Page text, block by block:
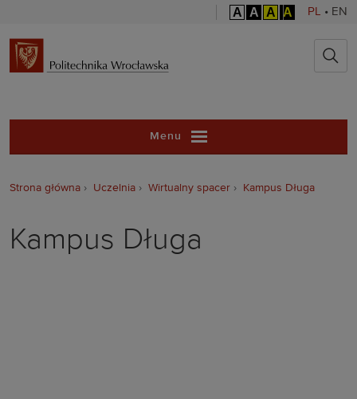
A A A A PL • EN
Politechnika
Menu
Strona główna Uczelnia Wirtualny spacer Kampus Długa
Kampus Długa